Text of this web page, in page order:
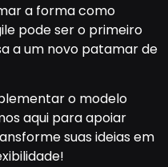
a forma como
pode ser o primeiro
a um novo patamar de
o modelo
aqui para apoiar
suas ideias em